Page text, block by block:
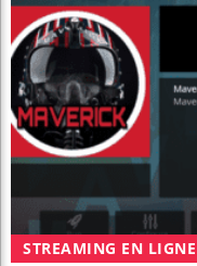
STREAMING EN LIGNE